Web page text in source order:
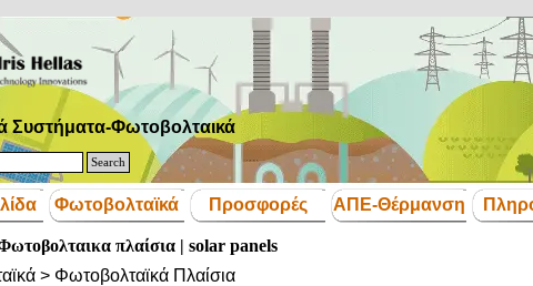
Συστήματα-Φωτοβολταικά
Search
Παράλειψη
Φωτοβολταϊκά ▼
Προσφορές ▼
ΑΠΕ-Θέρμανση
πλαίσια | solar panels
> Φωτοβολταϊκά Πλαίσια